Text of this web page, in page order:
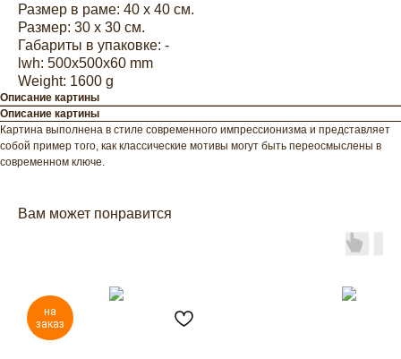
Размер в раме: 40 х 40 см.
Размер: 30 х 30 см.
Габариты в упаковке: -
lwh: 500x500x60 mm
Weight: 1600 g
Описание картины
Описание картины
Картина выполнена в стиле современного импрессионизма и представляет
собой пример того, как классические мотивы могут быть переосмыслены в
современном ключе.
Вам может понравится
на
заказ